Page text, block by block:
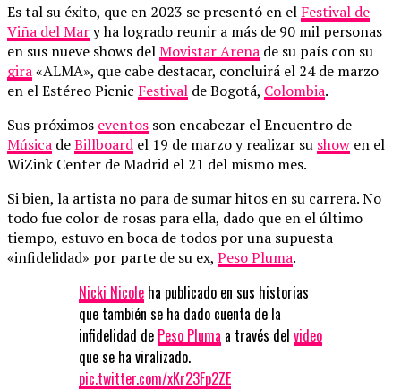
Es tal su éxito, que en 2023 se presentó en el Festival de
Viña del Mary ha logrado reunir a más de 90 mil personas
en sus nueve shows delMovistar Arena de su país con su
gira«ALMA», que cabe destacar, concluirá el 24 de marzo
en el Estéreo Picnic Festival de Bogotá, Colombia.
Sus próximos eventos son encabezar el Encuentro de
Música deBillboard el 19 de marzo y realizar su show en el
WiZink Center de Madrid el 21 del mismo mes.
Si bien, la artista no para de sumar hitos en su carrera. No
todo fue color de rosas para ella, dado que en el último
tiempo, estuvo en boca de todos por una supuesta
«infidelidad» por parte de su ex, Peso Pluma.
Nicki Nicole ha publicado en sus historias
que también se ha dado cuenta de la
infidelidad de Peso Pluma a través del video
que se ha viralizado.
pic.twitter.com/xKr23Fp2ZE